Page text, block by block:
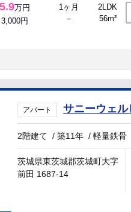
5.9万円
3,000円
1ヶ月
－
2LDK
56m²
アパート サニーウェ
2階建て /築11年 /軽量鉄骨
茨城県東茨城郡茨城町大字
前田 1687-14